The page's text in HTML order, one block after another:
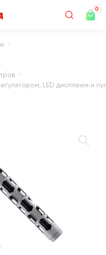
0
LED дисплеем и